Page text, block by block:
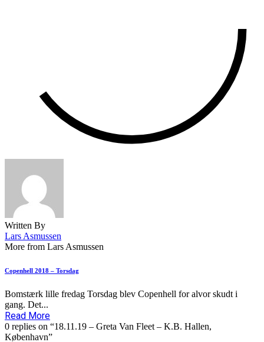
Written By
Lars Asmussen
More from Lars Asmussen
Copenhell 2018 – Torsdag
Bomstærk lille fredag Torsdag blev Copenhell for alvor skudt i
gang. Det...
Read More
0 replies on “18.11.19 – Greta Van Fleet – K.B. Hallen,
København”